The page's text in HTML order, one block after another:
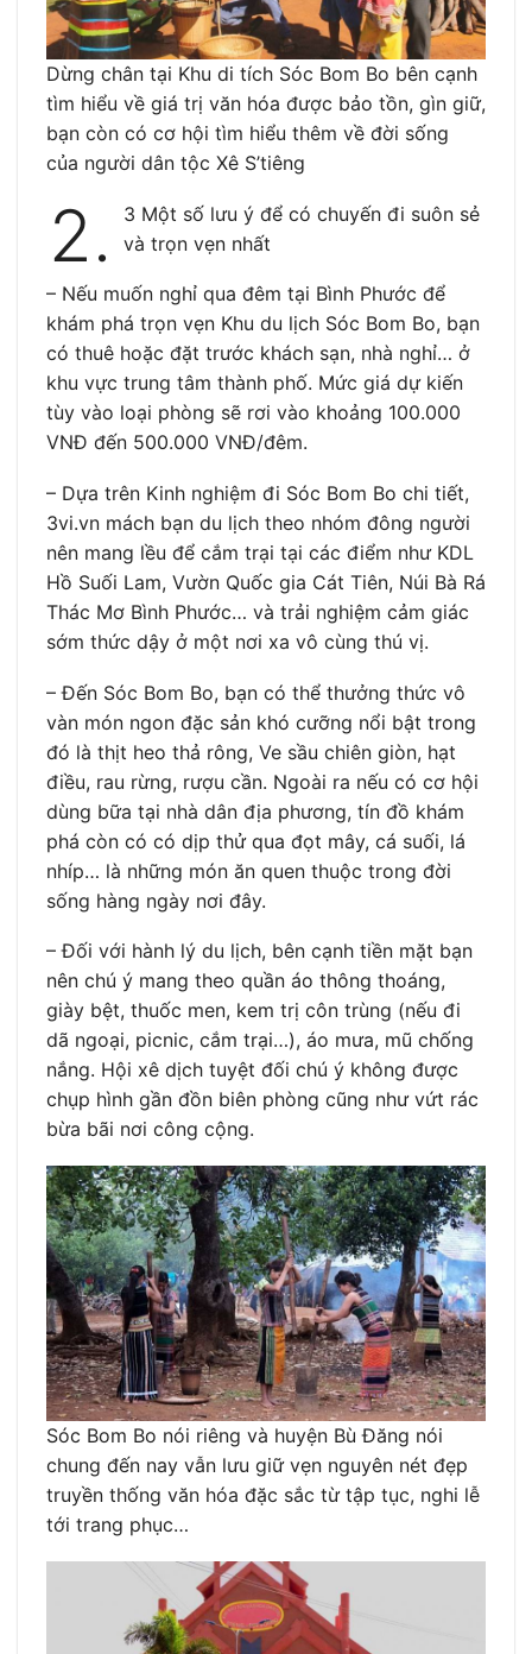
Dừng chân tại Khu di tích Sóc Bom Bo bên cạnh
tìm hiểu về giá trị văn hóa được bảo tồn, gìn giữ,
bạn còn có cơ hội tìm hiểu thêm về đời sống
của người dân tộc Xê S’tiêng
2.
3 Một số lưu ý để có chuyến đi suôn sẻ
và trọn vẹn nhất
– Nếu muốn nghỉ qua đêm tại Bình Phước để
khám phá trọn vẹn Khu du lịch Sóc Bom Bo, bạn
có thuê hoặc đặt trước khách sạn, nhà nghỉ… ở
khu vực trung tâm thành phố. Mức giá dự kiến
tùy vào loại phòng sẽ rơi vào khoảng 100.000
VNĐ đến 500.000 VNĐ/đêm.
– Dựa trên Kinh nghiệm đi Sóc Bom Bo chi tiết,
3vi.vn mách bạn du lịch theo nhóm đông người
nên mang lều để cắm trại tại các điểm như KDL
Hồ Suối Lam, Vườn Quốc gia Cát Tiên, Núi Bà Rá
Thác Mơ Bình Phước… và trải nghiệm cảm giác
sớm thức dậy ở một nơi xa vô cùng thú vị.
– Đến Sóc Bom Bo, bạn có thể thưởng thức vô
vàn món ngon đặc sản khó cưỡng nổi bật trong
đó là thịt heo thả rông, Ve sầu chiên giòn, hạt
điều, rau rừng, rượu cần. Ngoài ra nếu có cơ hội
dùng bữa tại nhà dân địa phương, tín đồ khám
phá còn có có dịp thử qua đọt mây, cá suối, lá
nhíp… là những món ăn quen thuộc trong đời
sống hàng ngày nơi đây.
– Đối với hành lý du lịch, bên cạnh tiền mặt bạn
nên chú ý mang theo quần áo thông thoáng,
giày bệt, thuốc men, kem trị côn trùng (nếu đi
dã ngoại, picnic, cắm trại…), áo mưa, mũ chống
nắng. Hội xê dịch tuyệt đối chú ý không được
chụp hình gần đồn biên phòng cũng như vứt rác
bừa bãi nơi công cộng.
Sóc Bom Bo nói riêng và huyện Bù Đăng nói
chung đến nay vẫn lưu giữ vẹn nguyên nét đẹp
truyền thống văn hóa đặc sắc từ tập tục, nghi lễ
tới trang phục…